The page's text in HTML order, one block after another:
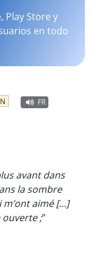
Play Store y
en todo
FR
avant dans
la sombre
aimé [...]
ouverte ;"